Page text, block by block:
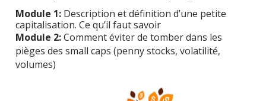
Module 1: Description et définition d’une petite
capitalisation. Ce qu’il faut savoir
Module 2: Comment éviter de tomber dans les
pièges des small caps (penny stocks, volatilité,
volumes)